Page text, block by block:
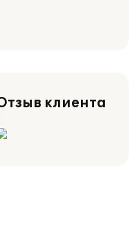
клиента